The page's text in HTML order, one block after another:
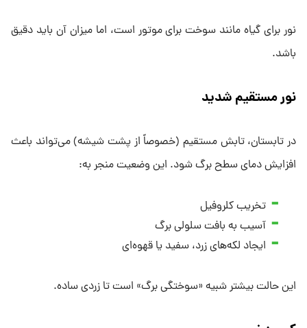
نور برای گیاه مانند سوخت برای موتور است، اما میزان آن باید دقیق
باشد.
نور مستقیم شدید
در تابستان، تابش مستقیم (خصوصاً از پشت شیشه) می‌تواند باعث
افزایش دمای سطح برگ شود. این وضعیت منجر به:
تخریب کلروفیل
آسیب به بافت سلولی برگ
ایجاد لکه‌های زرد، سفید یا قهوه‌ای
این حالت بیشتر شبیه «سوختگی برگ» است تا زردی ساده.